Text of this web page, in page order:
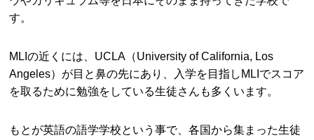
す。
MLIの近くには、UCLA（University of California, Los
Angeles）が目と鼻の先にあり、入学を目指しMLIでスコア
を取るために勉強をしている生徒さんも多くいます。
もとが英語の語学学校という事で、各国から集まった生徒